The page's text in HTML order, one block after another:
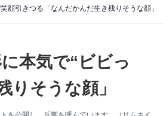
顔引きつる「なんだかんだ生き残りそうな顔」
本気で“ビビっ
りそうな顔」